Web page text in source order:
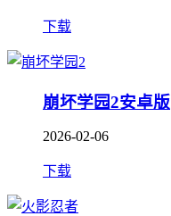
下载
崩坏学园2安卓版
2026-02-06
下载